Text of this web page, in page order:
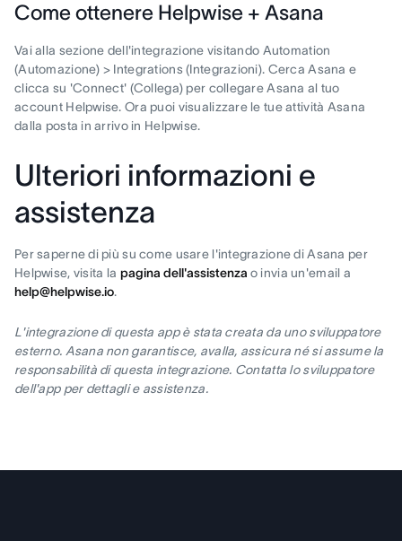
Come ottenere Helpwise + Asana
Vai alla sezione dell'integrazione visitando Automation
(Automazione) > Integrations (Integrazioni). Cerca Asana e
clicca su 'Connect' (Collega) per collegare Asana al tuo
account Helpwise. Ora puoi visualizzare le tue attività Asana
dalla posta in arrivo in Helpwise.
Ulteriori informazioni e
assistenza
Per saperne di più su come usare l'integrazione di Asana per
Helpwise, visita la pagina dell'assistenza o invia un'email a
help@helpwise.io.
L'integrazione di questa app è stata creata da uno sviluppatore
esterno. Asana non garantisce, avalla, assicura né si assume la
responsabilità di questa integrazione. Contatta lo sviluppatore
dell'app per dettagli e assistenza.